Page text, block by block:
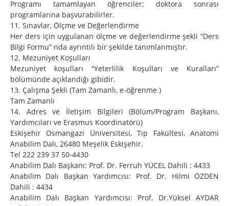
Programı tamamlayan öğrenciler; doktora sonrası
programlarına başvurabilirler.
11. Sınavlar, Ölçme ve Değerlendirme
Her ders için uygulanan ölçme ve değerlendirme şekli “Ders
Bilgi Formu” nda ayrıntılı bir şekilde tanımlanmıştır.
12. Mezuniyet Koşulları
Mezuniyet koşulları “Yeterlilik Koşulları ve Kuralları”
bölümünde açıklandığı gibidir.
13. Çalışma Şekli (Tam Zamanlı, e-öğrenme )
Tam Zamanlı
14. Adres ve İletişim Bilgileri (Bölüm/Program Başkanı,
Yardımcıları ve Erasmus Koordinatörü)
Eskişehir Osmangazi Üniversitesi, Tıp Fakültesi, Anatomi
Anabilim Dalı, 26480 Meşelik Eskişehir.
Tel 222 239 37 50-4430
Anabilim Dalı Başkanı: Prof. Dr. Ferruh YÜCEL Dahili : 4433
Anabilim Dalı Başkan Yardımcısı: Prof. Dr. Hilmi ÖZDEN
Dahili : 4434
Anabilim Dalı Başkan Yardımcısı: Prof. Dr.Yüksel AYDAR